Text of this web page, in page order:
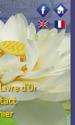
:: Bijoux
Livre d'Or